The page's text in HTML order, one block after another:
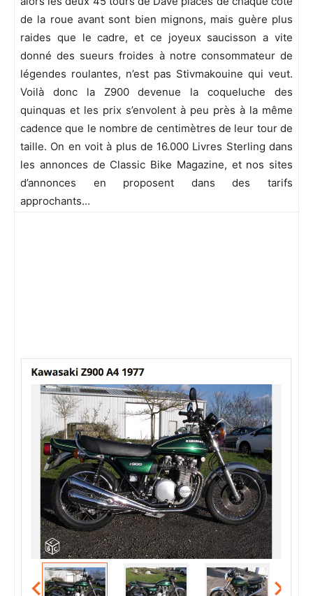
de la roue avant sont bien mignons, mais guère plus
raides que le cadre, et ce joyeux saucisson a vite
donné des sueurs froides à notre consommateur de
légendes roulantes, n’est pas Stivmakouine qui veut.
Voilà donc la Z900 devenue la coqueluche des
quinquas et les prix s’envolent à peu près à la même
cadence que le nombre de centimètres de leur tour de
taille. On en voit à plus de 16.000 Livres Sterling dans
les annonces de Classic Bike Magazine, et nos sites
d’annonces en proposent dans des tarifs
approchants…